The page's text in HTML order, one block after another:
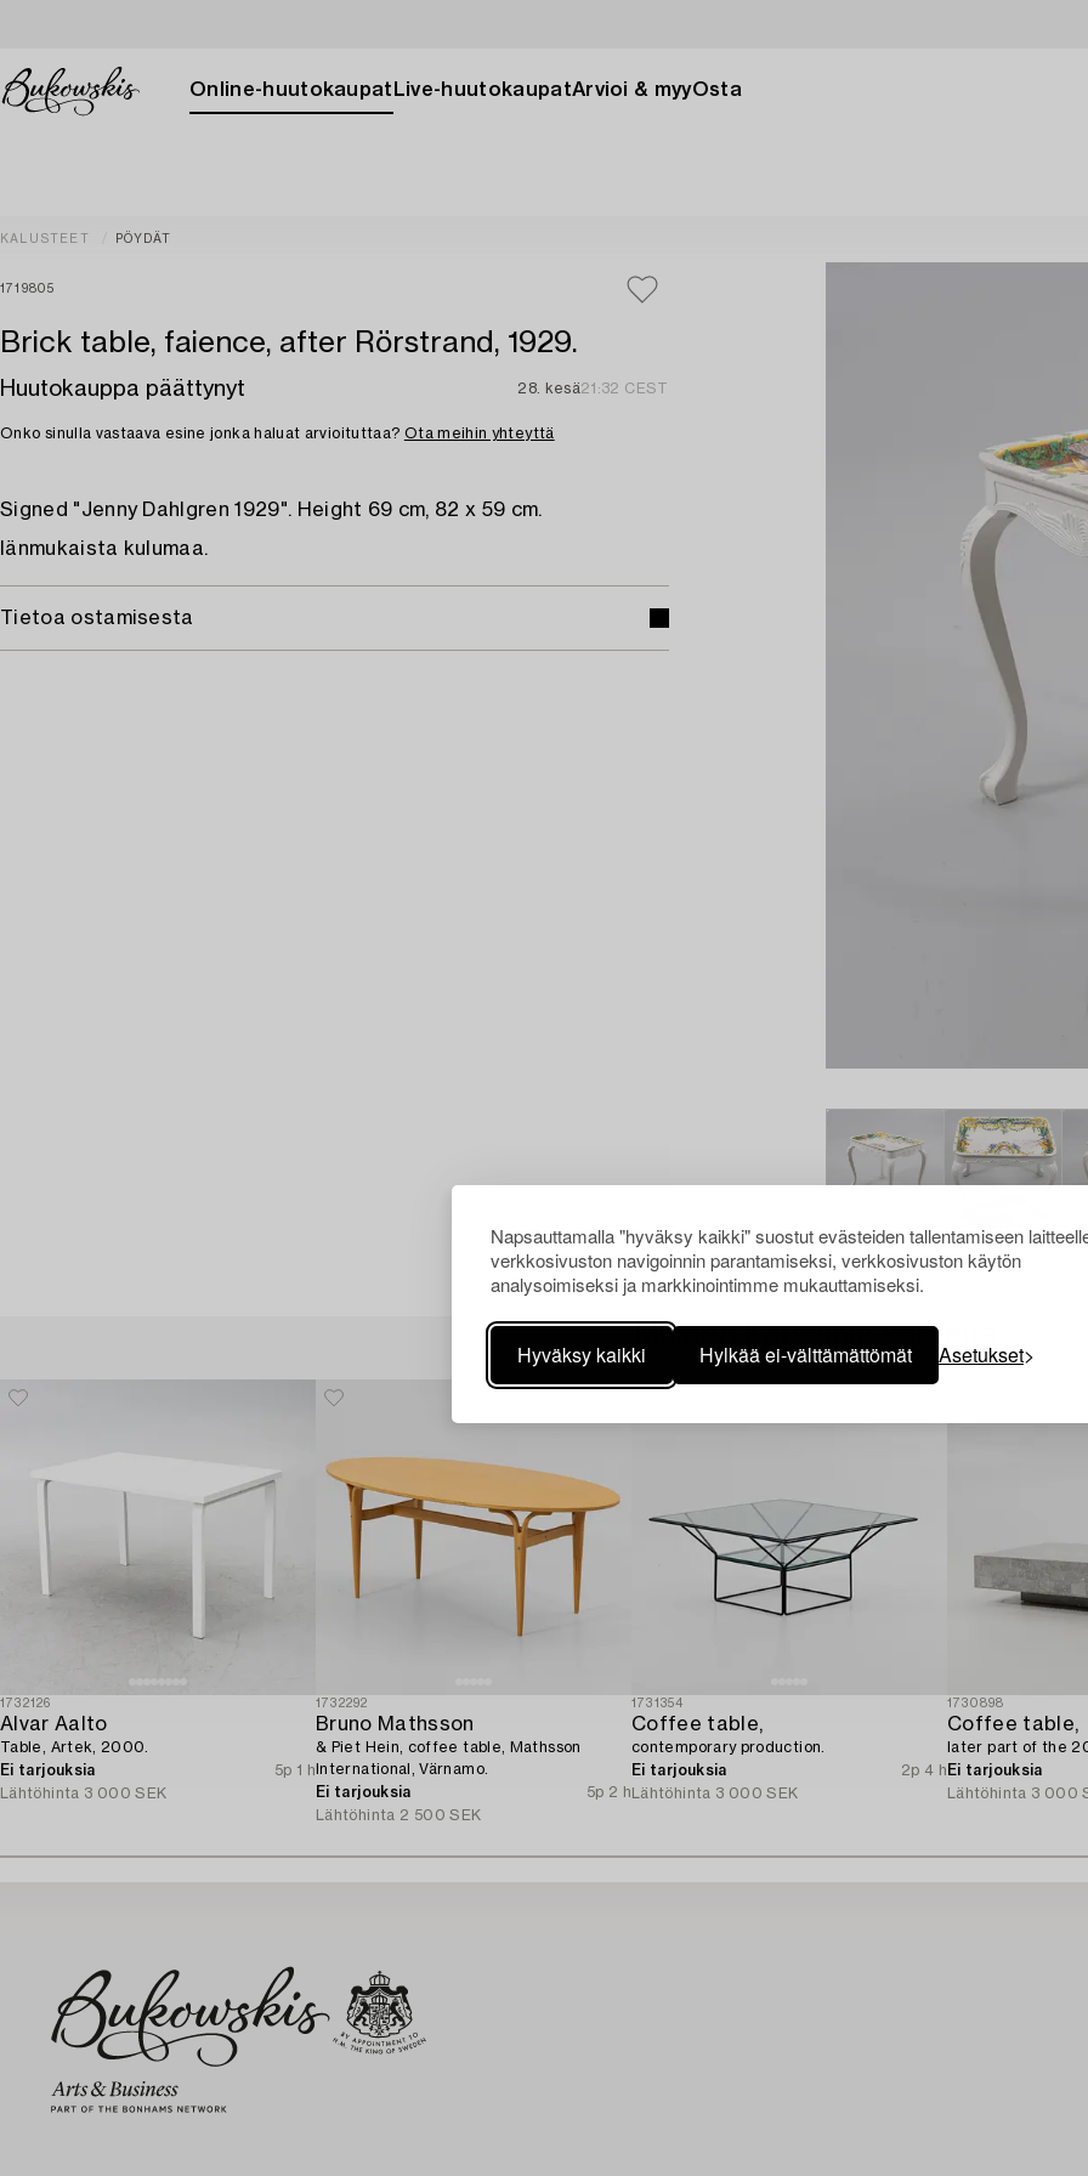
Napsauttamalla "hyväksy kaikki" suostut evästeiden tallentamiseen
verkkosivuston navigoinnin parantamiseksi, verkkosivuston käytön
analysoimiseksi ja markkinointimme mukauttamiseksi.
Hyväksy kaikki Hylkää ei-välttämättömät Asetukset
Online-huutokaupat Live-huutokaupatArvioi & myyOsta
KALUSTEET PÖYDÄT
1719805
Brick table, faience, after Rörstrand, 1929.
Huutokauppa päättynyt 28. kesä21:32 CEST
Onko sinulla vastaava esine jonka haluat arvioituttaa? Ota meihin yhteyttä
Signed "Jenny Dahlgren 1929". Height 69 cm, 82 x 59 cm.
Iänmukaista kulumaa.
Tietoa ostamisesta
Muiden katsomia kohteita
1732126
Alvar Aalto
Table, Artek, 2000.
Ei tarjouksia
5p 1 h
Lähtöhinta 3 000 SEK
1732292
Bruno Mathsson
& Piet Hein, coffee table, Mathsson
International, Värnamo.
Ei tarjouksia
5p 2 h
Lähtöhinta 2 500 SEK
1731354
Coffee table,
contemporary production.
Ei tarjouksia
2p 4 h
Lähtöhinta 3 000 SEK
1730898
Coffee table,
later part of the
Ei tarjouksia
Lähtöhinta 3 000